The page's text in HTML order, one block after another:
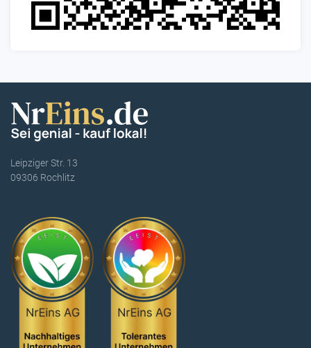
Leipziger Str. 13
09306 Rochlitz